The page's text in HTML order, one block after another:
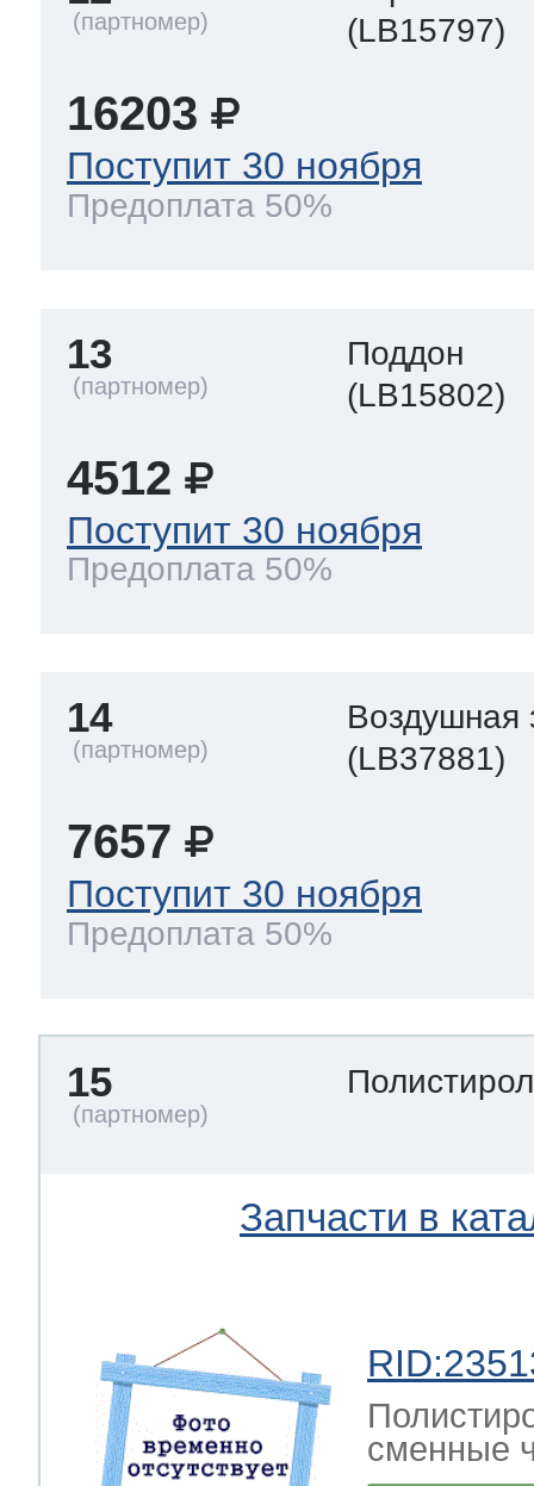
(LB15797)
16203
Поступит 30 ноября
Предоплата 50%
13
Поддон
(LB15802)
4512
Поступит 30 ноября
Предоплата 50%
14
Воздушная
(LB37881)
7657
Поступит 30 ноября
Предоплата 50%
15
Запчасти в
сменные